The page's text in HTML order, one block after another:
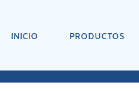
INICIO PRODUCTOS